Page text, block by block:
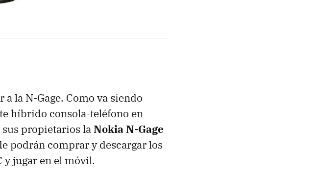
la N-Gage. Como va siendo
híbrido consola-teléfono en
propietarios laNokia N-Gage
podrán comprar y descargar los
y jugar en el móvil.